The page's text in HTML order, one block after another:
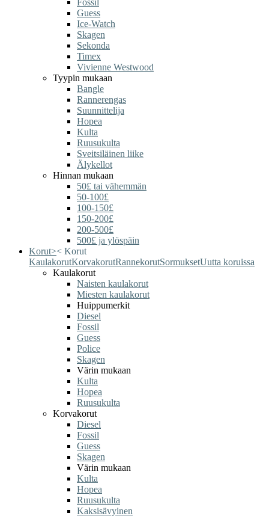
Fossil
Guess
Ice-Watch
Skagen
Sekonda
Timex
Vivienne Westwood
Tyypin mukaan
Bangle
Rannerengas
Suunnittelija
Hopea
Kulta
Ruusukulta
Sveitsiläinen liike
Älykellot
Hinnan mukaan
50£ tai vähemmän
50-100£
100-150£
150-200£
200-500£
500£ ja ylöspäin
Korut>< Korut
KaulakorutKorvakorutRannekorutSormuksetUutta koruissa
Kaulakorut
Naisten kaulakorut
Miesten kaulakorut
Huippumerkit
Diesel
Fossil
Guess
Police
Skagen
Värin mukaan
Kulta
Hopea
Ruusukulta
Korvakorut
Diesel
Fossil
Guess
Skagen
Värin mukaan
Kulta
Hopea
Ruusukulta
Kaksisävyinen